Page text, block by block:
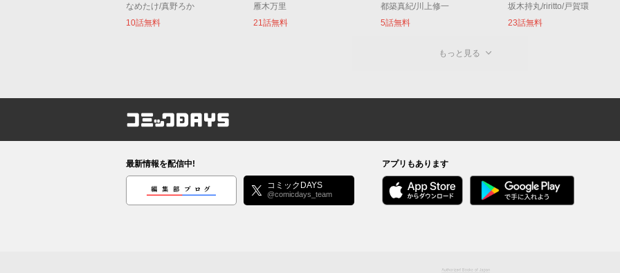
なめたけ/真野ろか
10話無料
雁木万里
21話無料
都築真紀/川上修一
5話無料
坂木持丸/riritto/戸賀環
23話無料
もっと見る
コミックDAYS
最新情報を配信中!
編集部ブログ コミックDAYS
@comicdays_team
アプリもあります